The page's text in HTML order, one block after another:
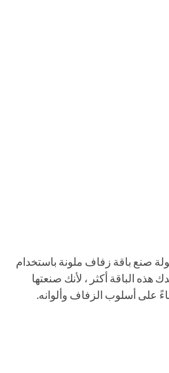
صنع باقة زفاف ملونة باستخدام
هذه الباقة أكثر ، لأنك صنعتها
على أسلوب الزفاف وألوانه.